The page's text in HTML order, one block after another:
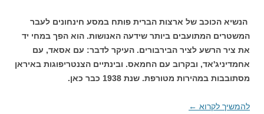
הנשיא הכוכב של ארצות הברית פותח במסע חינחונים לעבר
המשטרים המתועבים ביותר שידעה האנושות. הוא הפך במחי יד
את ציר הרשע לציר הבירבורים. העיקר לדבר: עם אסאד, עם
אחמדיניג'אד, ובקרוב עם החמאס. ובינתיים הצנטריפוגות באיראן
מסתובבות במהירות מטורפת. שנת 1938 כבר כאן.
להמשיך לקרוא←